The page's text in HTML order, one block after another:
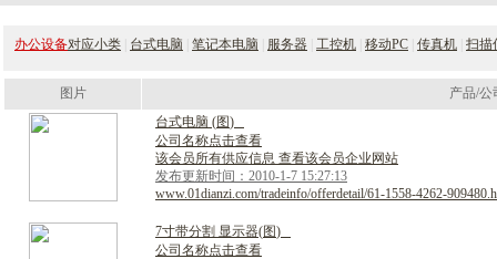
办公设备对应小类 台式电脑 笔记本电脑 服务器 工控机 移动PC 传真机 扫描
图片
产品/公
台式电脑 (图)
公司名称点击查看
该会员所有供应信息 查看该会员企业网站
发布更新时间：2010-1-7 15:27:13
www.01dianzi.com/tradeinfo/offerdetail/61-1558-4262-
7寸带分割 显示器(图)
公司名称点击查看